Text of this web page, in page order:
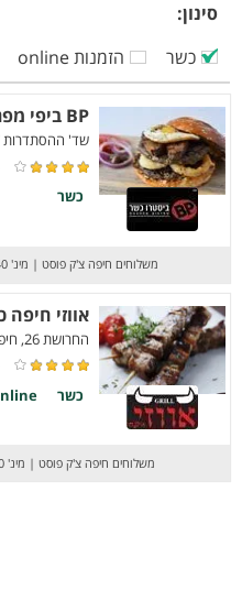
סינון:
כשר
הזמנות online
BP ביפי מפרץ חיפה
שד' ההסתדרות 157, חיפה
כשר
משלוחים חיפה צ'ק פוסט | מינ' 140 ₪
אווזי חיפה
החרושת 26, חיפה
כשר
משלוחים חיפה צ'ק פוסט | מינ' 50 ₪